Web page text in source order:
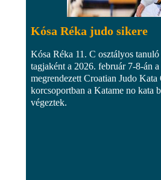
Kósa Réka judo sikere
Kósa Réka 11. C osztályos
tagjaként a 2026. február 7-8-án
megrendezett Croatian Judo
korcsoportban a Katame no kata
végeztek.